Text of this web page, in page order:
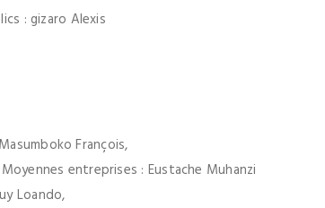
: gizaro Alexis
François,
entreprises : Eustache Muhanzi
Loando,